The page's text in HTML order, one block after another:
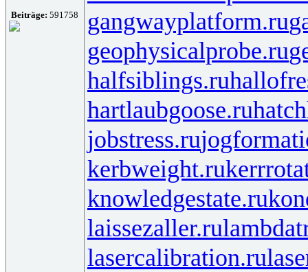
Beiträge: 591758
gangwayplatform.ru
geophysicalprobe.ru
halfsiblings.ru
hartlaubgoose.ru
jobstress.ru
kerbweight.ru
knowledgestate.ru
laissezaller.ru
lasercalibration.ru